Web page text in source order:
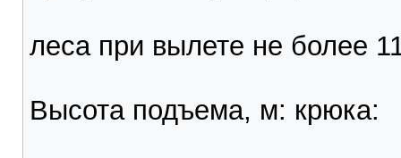
леса при вылете не более
Высота подъема, м: крюка: